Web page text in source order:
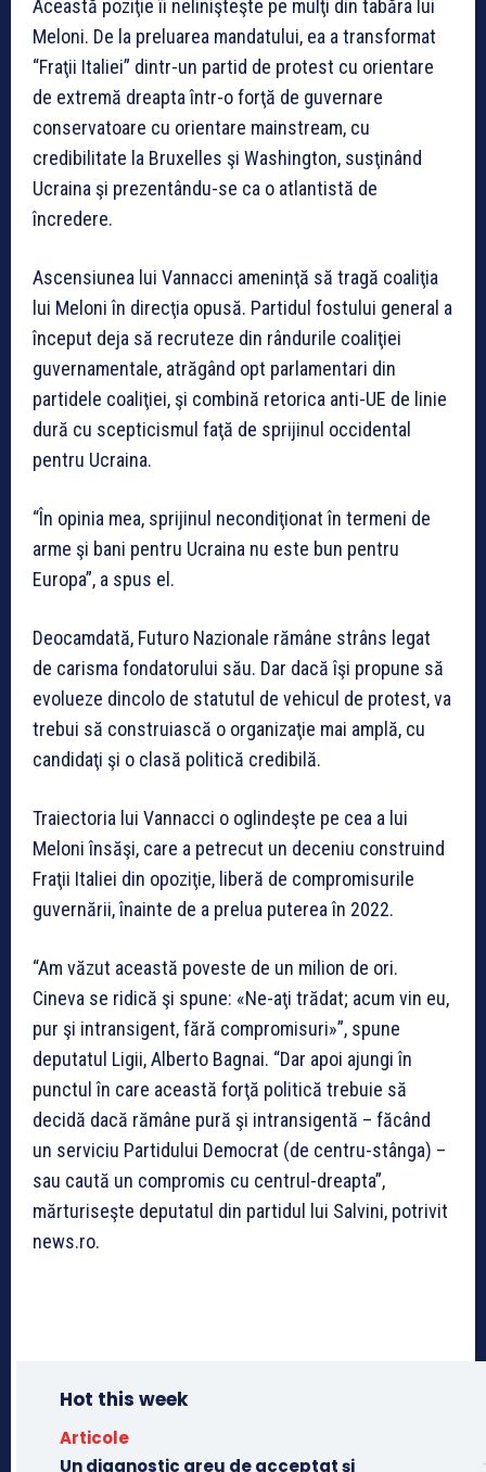
Această poziţie îi nelinişteşte pe mulţi din tabăra lui
Meloni. De la preluarea mandatului, ea a transformat
“Fraţii Italiei” dintr-un partid de protest cu orientare
de extremă dreapta într-o forţă de guvernare
conservatoare cu orientare mainstream, cu
credibilitate la Bruxelles şi Washington, susţinând
Ucraina şi prezentându-se ca o atlantistă de
încredere.
Ascensiunea lui Vannacci ameninţă să tragă coaliţia
lui Meloni în direcţia opusă. Partidul fostului general a
început deja să recruteze din rândurile coaliţiei
guvernamentale, atrăgând opt parlamentari din
partidele coaliţiei, şi combină retorica anti-UE de linie
dură cu scepticismul faţă de sprijinul occidental
pentru Ucraina.
“În opinia mea, sprijinul necondiţionat în termeni de
arme şi bani pentru Ucraina nu este bun pentru
Europa”, a spus el.
Deocamdată, Futuro Nazionale rămâne strâns legat
de carisma fondatorului său. Dar dacă îşi propune să
evolueze dincolo de statutul de vehicul de protest, va
trebui să construiască o organizaţie mai amplă, cu
candidaţi şi o clasă politică credibilă.
Traiectoria lui Vannacci o oglindeşte pe cea a lui
Meloni însăşi, care a petrecut un deceniu construind
Fraţii Italiei din opoziţie, liberă de compromisurile
guvernării, înainte de a prelua puterea în 2022.
“Am văzut această poveste de un milion de ori.
Cineva se ridică şi spune: «Ne-aţi trădat; acum vin eu,
pur şi intransigent, fără compromisuri»”, spune
deputatul Ligii, Alberto Bagnai. “Dar apoi ajungi în
punctul în care această forţă politică trebuie să
decidă dacă rămâne pură şi intransigentă – făcând
un serviciu Partidului Democrat (de centru-stânga) –
sau caută un compromis cu centrul-dreapta”,
mărturiseşte deputatul din partidul lui Salvini, potrivit
news.ro.
Hot this week
Articole
Un diagnostic greu de acceptat și